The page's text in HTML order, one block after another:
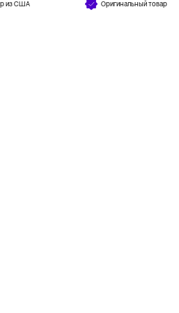
из США Оригинальный товар